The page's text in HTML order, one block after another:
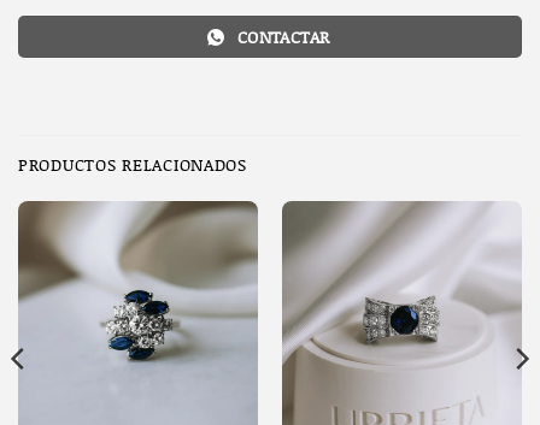
CONTACTAR
PRODUCTOS RELACIONADOS